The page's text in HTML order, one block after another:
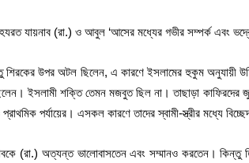
যায়নাব (রা.) ও আবুল ‘আসের মধ্যের গভীর সম্পর্ক এবং
উপর অটল ছিলেন, এ কারণে ইসলামের হুকুম অনুযায়ী
ইসলামী শক্তি তেমন মজবুত ছিল না। তাছাড়া কাফিরদের
পর্যায়ের। এসকল কারণে তাদের স্বামী-স্ত্রীর মধ্যে
(রা.) অত্যন্ত ভালোবাসতেন এবং সম্মানও করতেন। কিন্তু